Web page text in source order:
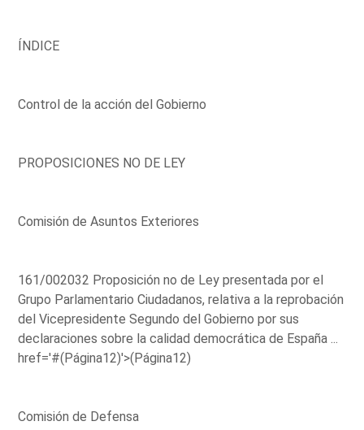
ÍNDICE
Control de la acción del Gobierno
PROPOSICIONES NO DE LEY
Comisión de Asuntos Exteriores
161/002032 Proposición no de Ley presentada por el
Grupo Parlamentario Ciudadanos, relativa a la reprobación
del Vicepresidente Segundo del Gobierno por sus
declaraciones sobre la calidad democrática de España ...
href='#(Página12)'>(Página12)
Comisión de Defensa